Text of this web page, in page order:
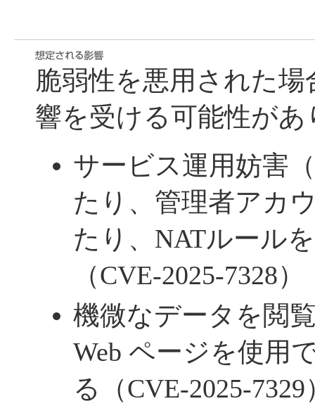
脆弱性を悪用された
響を受ける可能性があ
サービス運用妨害
たり、管理者アカ
たり、NATルール
（CVE-2025-7328）
機微なデータを閲
Web ページを使用
る（CVE-2025-7329